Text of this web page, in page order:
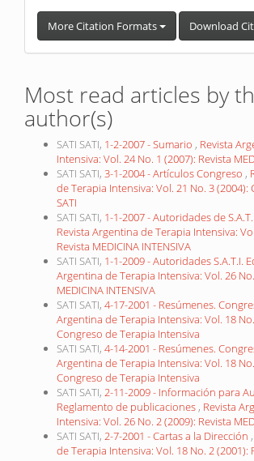
More Citation Formats Download
Most read articles by
author(s)
SATI SATI, 1-2-2007 - Sumario , Revista
Intensiva: Vol. 24 No. 1 (2007): Revista
SATI SATI, 3-1-2004 - Artículos Congreso ,
de Terapia Intensiva: Vol. 21 No. 3 (2004):
SATI
SATI SATI, 1-1-2007 - Autoridades de
Revista Argentina de Terapia Intensiva:
Revista MEDICINA INTENSIVA
SATI SATI, 1-1-2009 - Autoridades S.A.T.I.
Argentina de Terapia Intensiva: Vol. 26
MEDICINA INTENSIVA
SATI SATI, 4-17-2001 - Resúmenes.
Argentina de Terapia Intensiva: Vol. 18
Congreso de Terapia Intensiva
SATI SATI, 4-14-2001 - Resúmenes.
Argentina de Terapia Intensiva: Vol. 18
Congreso de Terapia Intensiva
SATI SATI, 2-11-2009 - Información para
Reglamento de publicaciones , Revista
Intensiva: Vol. 26 No. 2 (2009): Revista
SATI SATI, 2-7-2001 - Cartas a la Dirección ,
de Terapia Intensiva: Vol. 18 No. 2 (2001):